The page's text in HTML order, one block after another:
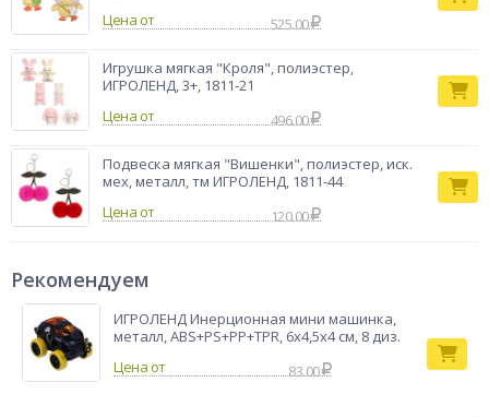
Цена от
525.00
Игрушка мягкая "Кроля", полиэстер,
ИГРОЛЕНД, 3+, 1811-21
Цена от
496.00
Подвеска мягкая "Вишенки", полиэстер, иск.
мех, металл, тм ИГРОЛЕНД, 1811-44
Цена от
120.00
Рекомендуем
ИГРОЛЕНД Инерционная мини машинка,
металл, ABS+PS+PP+TPR, 6х4,5х4 см, 8 диз.
83.00